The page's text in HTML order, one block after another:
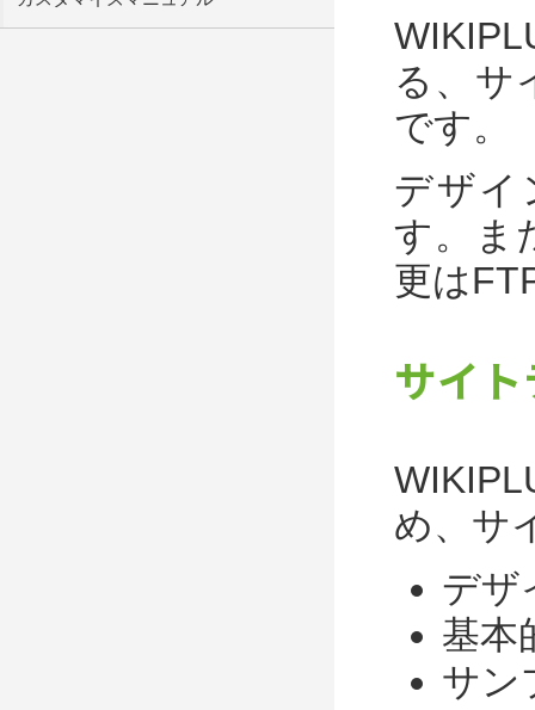
る、サ
です。
デザイ
す。ま
更は
サイ
め、サ
デザ
基本
サン